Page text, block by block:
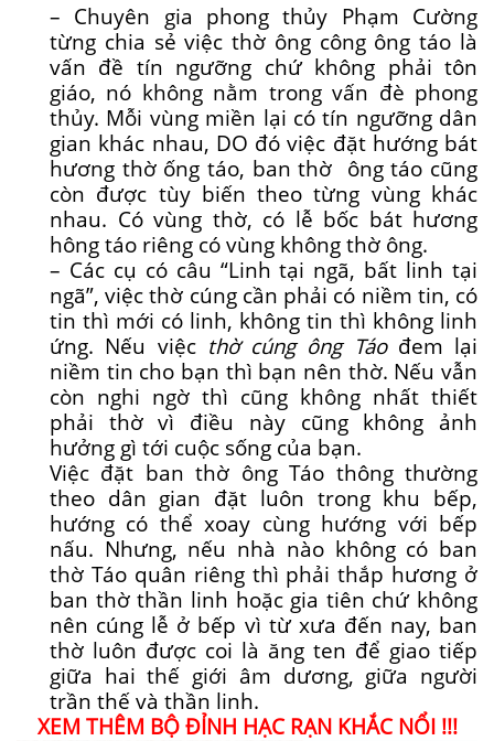
– Chuyên gia phong thủy Phạm Cường
từng chia sẻ việc thờ ông công ông táo là
vấn đề tín ngưỡng chứ không phải tôn
giáo, nó không nằm trong vấn đè phong
thủy. Mỗi vùng miền lại có tín ngưỡng dân
gian khác nhau, DO đó việc đặt hướng bát
hương thờ ống táo, ban thờ ông táo cũng
còn được tùy biến theo từng vùng khác
nhau. Có vùng thờ, có lễ bốc bát hương
hông táo riêng có vùng không thờ ông.
– Các cụ có câu “Linh tại ngã, bất linh tại
ngã”, việc thờ cúng cần phải có niềm tin, có
tin thì mới có linh, không tin thì không linh
ứng. Nếu việc thờ cúng ông Táo đem lại
niềm tin cho bạn thì bạn nên thờ. Nếu vẫn
còn nghi ngờ thì cũng không nhất thiết
phải thờ vì điều này cũng không ảnh
hưởng gì tới cuộc sống của bạn.
Việc đặt ban thờ ông Táo thông thường
theo dân gian đặt luôn trong khu bếp,
hướng có thể xoay cùng hướng với bếp
nấu. Nhưng, nếu nhà nào không có ban
thờ Táo quân riêng thì phải thắp hương ở
ban thờ thần linh hoặc gia tiên chứ không
nên cúng lễ ở bếp vì từ xưa đến nay, ban
thờ luôn được coi là ăng ten để giao tiếp
giữa hai thế giới âm dương, giữa người
trần thế và thần linh.
XEM THÊM BỘ ĐỈNH HẠC RẠN KHẮC NỔI !!!